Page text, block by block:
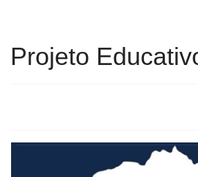
Projeto